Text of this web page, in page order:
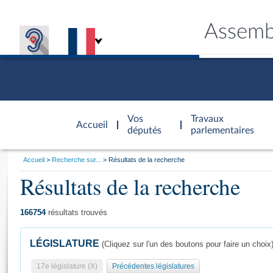
Accueil
d'accueil
Vos
députés
Travaux
parlementaires
Général
Vous
Accueil Recherche sur... Résultats de la recherche
Résultats de la recherche
166754résultats trouvés
LÉGISLATURE (Cliquez sur l'un des boutons pour faire un choix)
17e législature (X) Précédentes législatures